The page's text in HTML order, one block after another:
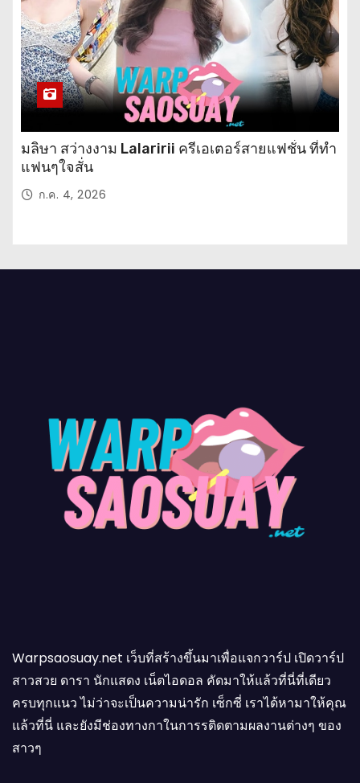
มลิษา สว่างงาม Lalaririi ครีเอเตอร์สายแฟชั่น ที่ทำ
แฟนๆใจสั่น
ก.ค. 4, 2026
Warpsaosuay.net เว็บที่สร้างขึ้นมาเพื่อแจกวาร์ป เปิดวาร์ป
สาวสวย ดารา นักแสดง เน็ตไอดอล คัดมาให้แล้วที่นี่ที่เดียว
ครบทุกแนว ไม่ว่าจะเป็นความน่ารัก เซ็กซี่ เราได้หามาให้คุณ
แล้วที่นี่ และยังมีช่องทางกาในการรติดตามผลงานต่างๆ ของ
สาวๆ